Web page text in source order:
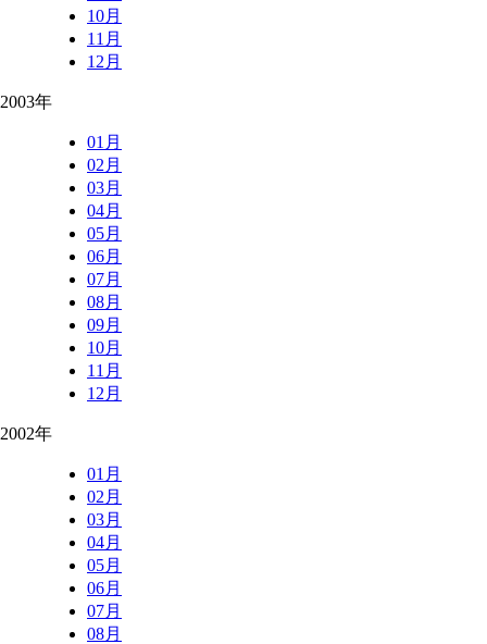
10月
11月
12月
2003年
01月
02月
03月
04月
05月
06月
07月
08月
09月
10月
11月
12月
2002年
01月
02月
03月
04月
05月
06月
07月
08月